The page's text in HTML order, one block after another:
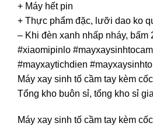
+ Máy hết pin
+ Thực phẩm đặc, lưỡi dao ko
– Khi đèn xanh nhấp nháy,
#xiaomipinlo
#mayxaytichdien
Máy xay sinh tố cầm tay kèm
Tổng kho buôn sỉ, tổng kho sỉ
Máy xay sinh tố cầm tay kèm